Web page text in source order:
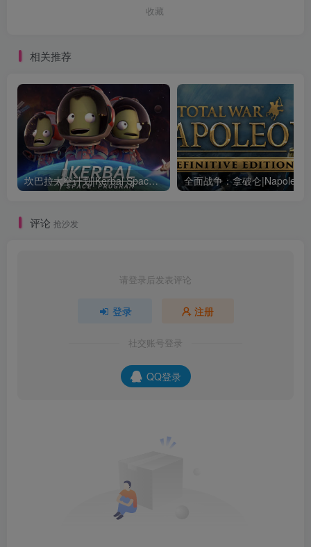
收藏
相关推荐
坎巴拉太空计划|Kerbal Space Program|1.12.5.3190|整合全DLC
评论 抢沙发
请登录后发表评论
登录 注册
社交账号登录
QQ登录